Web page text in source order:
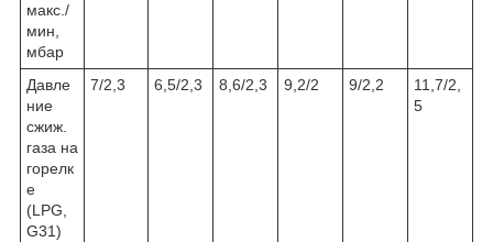
макс./
мин,
мбар
Давле
ние
сжиж.
газа на
горелк
е
(LPG,
G31)
7/2,3 6,5/2,3 8,6/2,3 9,2/2 9/2,2
11,7/2,
5